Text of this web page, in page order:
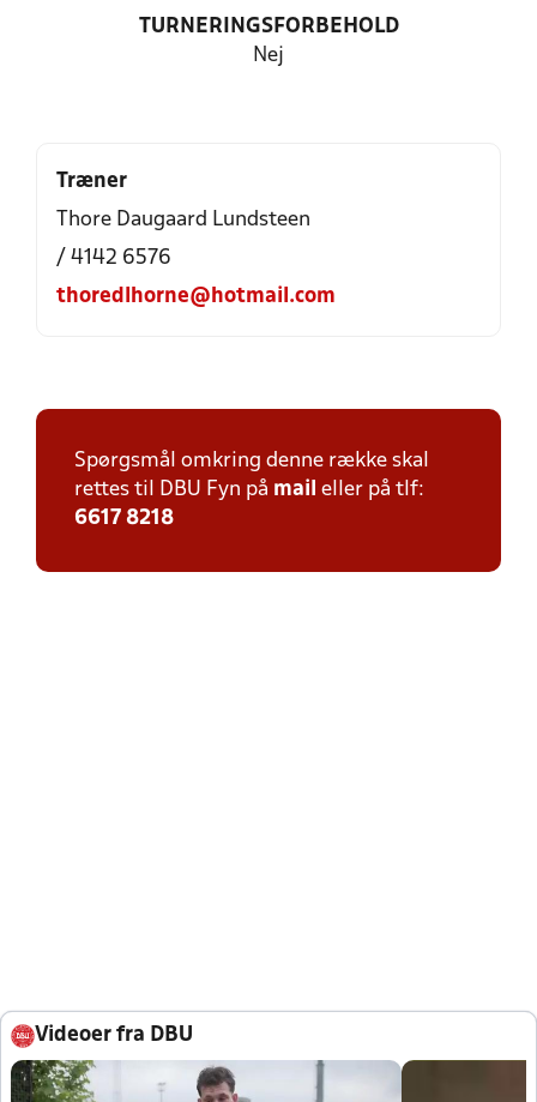
TURNERINGSFORBEHOLD
Nej
Træner
Thore Daugaard Lundsteen
/ 4142 6576
thoredlhorne@hotmail.com
Spørgsmål omkring denne række skal
rettes til DBU Fyn på mail eller på tlf:
6617 8218
Videoer fra DBU